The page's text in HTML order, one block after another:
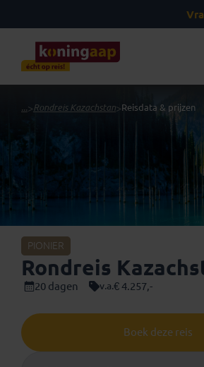
...> Rondreis Kazachstan>Reisdata & prijzen
PIONIER
Rondreis
20 dagen v.a.€ 4.257,-
Boek deze reis